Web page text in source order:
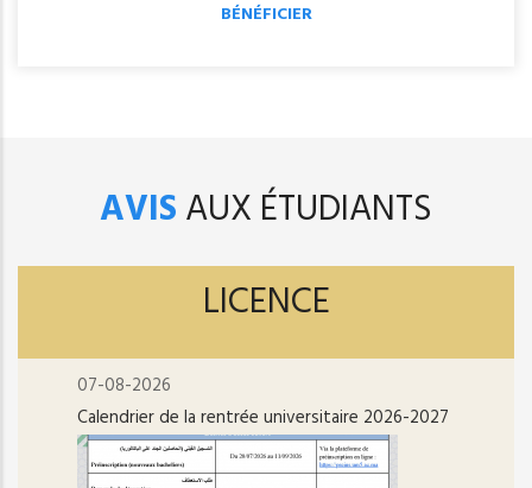
BÉNÉFICIER
AVISAUX ÉTUDIANTS
LICENCE
07-08-2026
Calendrier de la rentrée universitaire 2026-2027